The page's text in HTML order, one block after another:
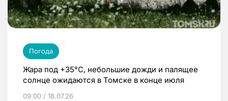
Погода
Жара под +35°С, небольшие дожди и палящее
солнце ожидаются в Томске в конце июля
09:00 / 18.07.26